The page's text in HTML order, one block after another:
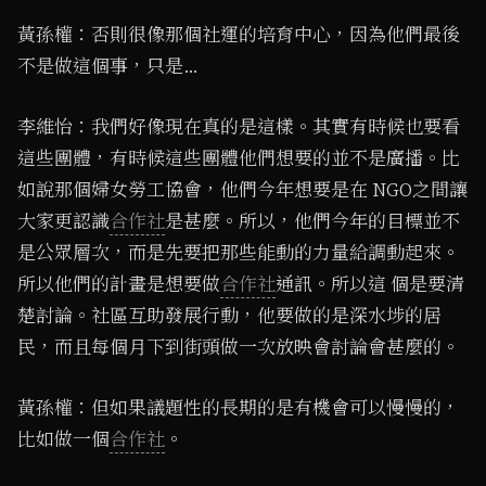
黃孫權：否則很像那個社運的培育中心，因為他們最後
不是做這個事，只是…
李維怡：我們好像現在真的是這樣。其實有時候也要看
這些團體，有時候這些團體他們想要的並不是廣播。比
如說那個婦女勞工協會，他們今年想要是在 NGO之間讓
大家更認識合作社是甚麼。所以，他們今年的目標並不
是公眾層次，而是先要把那些能動的力量給調動起來。
所以他們的計畫是想要做合作社通訊。所以這 個是要清
楚討論。社區互助發展行動，他要做的是深水埗的居
民，而且每個月下到街頭做一次放映會討論會甚麼的。
黃孫權：但如果議題性的長期的是有機會可以慢慢的，
比如做一個合作社 。